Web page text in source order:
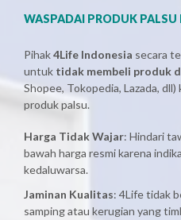
WASPADAI PRODUK PALSU
Pihak4Life Indonesia secara
untuk tidak membeli produk
Shopee, Tokopedia, Lazada,
produk palsu.
Harga Tidak Wajar: Hindari
bawah harga resmi karena
kedaluwarsa.
Jaminan Kualitas: 4Life tidak
samping atau kerugian yang